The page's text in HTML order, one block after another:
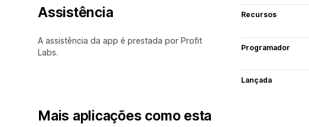
Assistência
A assistência da app é prestada por Profit
Labs.
Recursos
Programador
Lançada
Mais aplicações como esta